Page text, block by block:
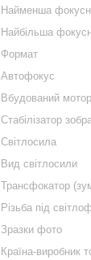
Найменша
Найбільша
Формат
Автофокус
Вбудований
Стабілізатор
Світлосила
Вид світлосили
Трансфокатор
Різьба під
Зразки фото
Країна-виробник